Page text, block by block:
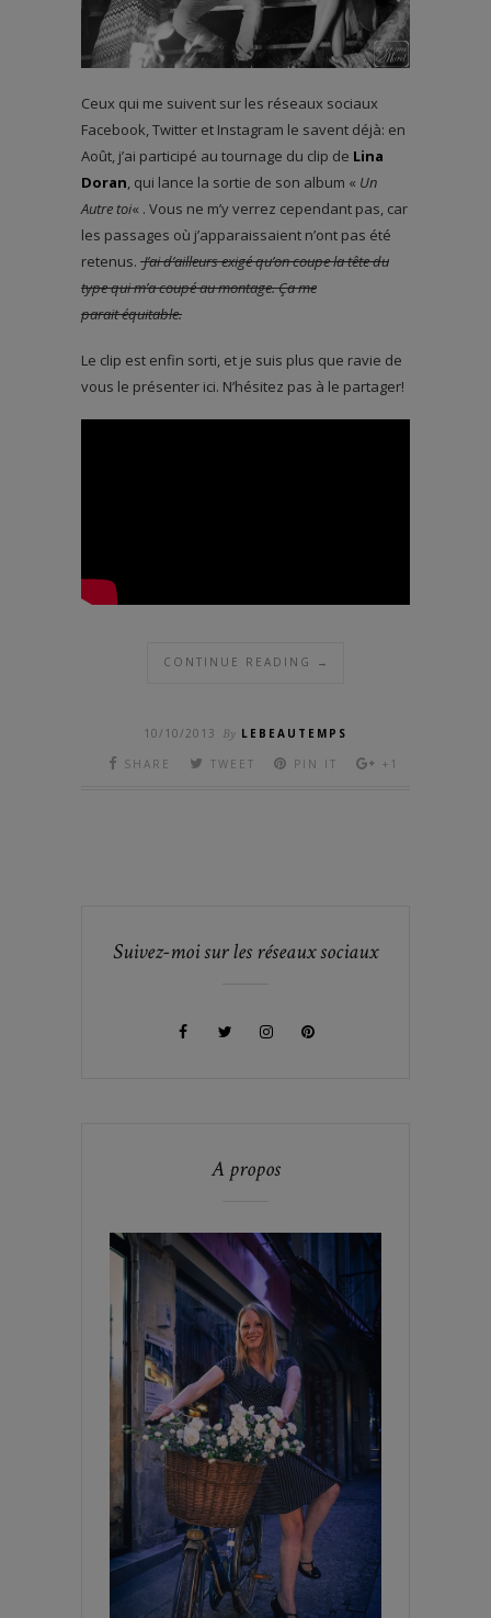
Ceux qui me suivent sur les réseaux sociaux
Facebook, Twitter et Instagram le savent déjà: en
Août, j’ai participé au tournage du clip de Lina
Doran, qui lance la sortie de son album « Un
Autre toi« . Vous ne m’y verrez cependant pas, car
les passages où j’apparaissaient n’ont pas été
retenus. J’ai d’ailleurs exigé qu’on coupe la tête du
type qui m’a coupé au montage. Ça me
parait équitable.
Le clip est enfin sorti, et je suis plus que ravie de
vous le présenter ici. N’hésitez pas à le partager!
CONTINUE READING →
10/10/2013 By LEBEAUTEMPS
SHARE
TWEET PIN IT +1
Suivez-moi sur les réseaux sociaux
A propos